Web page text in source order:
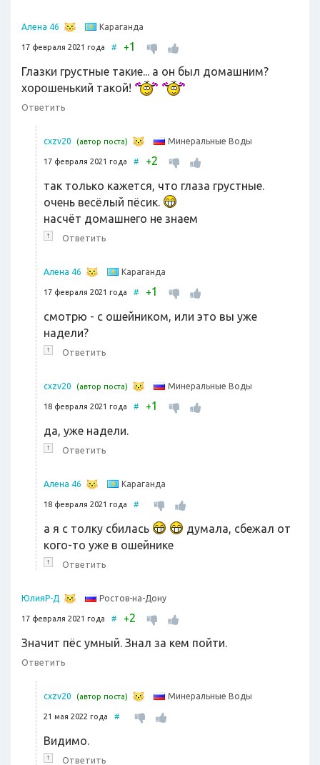
Алена 46 Караганда
17 февраля 2021 года # +1
Глазки грустные такие... а он был домашним?
хорошенький такой!
Ответить
cxzv20 (автор поста) Минеральные Воды
17 февраля 2021 года # +2
так только кажется, что глаза грустные.
очень весёлый пёсик.
насчёт домашнего не знаем
↑ Ответить
Алена 46 Караганда
17 февраля 2021 года # +1
смотрю - с ошейником, или это вы уже
надели?
↑ Ответить
cxzv20 (автор поста) Минеральные Воды
18 февраля 2021 года # +1
да, уже надели.
↑ Ответить
Алена 46 Караганда
18 февраля 2021 года #
а я с толку сбилась
думала, сбежал от
кого-то уже в ошейнике
↑ Ответить
ЮлияР-Д Ростов-на-Дону
17 февраля 2021 года # +2
Значит пёс умный. Знал за кем пойти.
Ответить
cxzv20 (автор поста) Минеральные Воды
21 мая 2022 года #
Видимо.
↑ Ответить